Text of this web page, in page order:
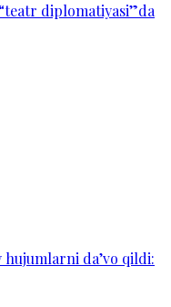
diplomatiyasi”da
hujumlarni da’vo qildi: